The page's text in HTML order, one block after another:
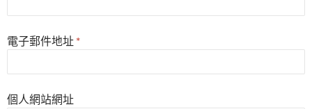
電子郵件地址 *
個人網站網址